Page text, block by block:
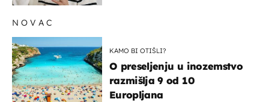
NOVAC
KAMO BI OTIŠLI?
O preseljenju u inozemstvo
razmišlja 9 od 10
Europljana